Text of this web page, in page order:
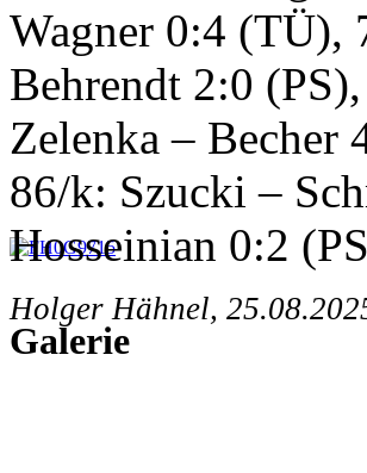
Wagner 0:4 (TÜ),
Behrendt 2:0
Zelenka –
86/k: Szucki –
Hosseinian 0:2
Holger Hähnel,
Galerie